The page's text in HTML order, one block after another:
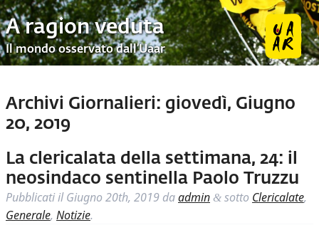
A ragion veduta
Il mondo osservato dall’Uaar
Archivi Giornalieri: giovedì, Giugno
20, 2019
La clericalata della settimana, 24: il
neosindaco sentinella Paolo Truzzu
Pubblicati ilGiugno 20th, 2019 daadmin & sotto Clericalate,
Generale, Notizie.